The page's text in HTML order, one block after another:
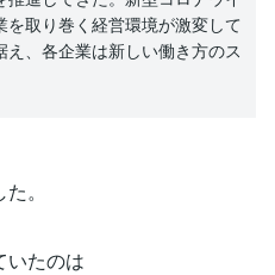
取り巻く経営環境が激変して
、各企業は新しい働き方のス
。
いたのは